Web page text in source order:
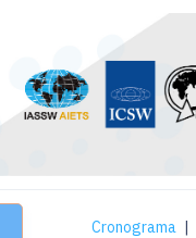
Cronograma |